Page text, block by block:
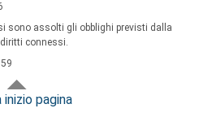
sono assolti gli obblighi previsti dalla
connessi.
inizio pagina